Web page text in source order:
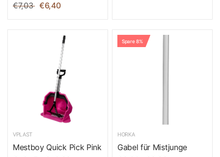
€7,03
€6,40
VPLAST
Mestboy Quick Pick Pink
Spare 8%
HORKA
Gabel für Mistjunge